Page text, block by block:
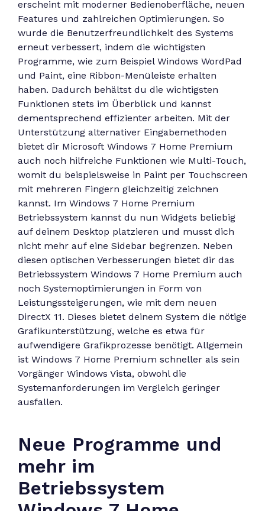
erscheint mit moderner Bedienoberfläche, neuen
Features und zahlreichen Optimierungen. So
wurde die Benutzerfreundlichkeit des Systems
erneut verbessert, indem die wichtigsten
Programme, wie zum Beispiel Windows WordPad
und Paint, eine Ribbon-Menüleiste erhalten
haben. Dadurch behältst du die wichtigsten
Funktionen stets im Überblick und kannst
dementsprechend effizienter arbeiten. Mit der
Unterstützung alternativer Eingabemethoden
bietet dir Microsoft Windows 7 Home Premium
auch noch hilfreiche Funktionen wie Multi-Touch,
womit du beispielsweise in Paint per Touchscreen
mit mehreren Fingern gleichzeitig zeichnen
kannst. Im Windows 7 Home Premium
Betriebssystem kannst du nun Widgets beliebig
auf deinem Desktop platzieren und musst dich
nicht mehr auf eine Sidebar begrenzen. Neben
diesen optischen Verbesserungen bietet dir das
Betriebssystem Windows 7 Home Premium auch
noch Systemoptimierungen in Form von
Leistungssteigerungen, wie mit dem neuen
DirectX 11. Dieses bietet deinem System die nötige
Grafikunterstützung, welche es etwa für
aufwendigere Grafikprozesse benötigt. Allgemein
ist Windows 7 Home Premium schneller als sein
Vorgänger Windows Vista, obwohl die
Systemanforderungen im Vergleich geringer
ausfallen.
Neue Programme und
mehr im
Betriebssystem